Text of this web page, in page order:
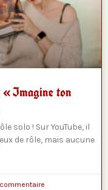
Imagine ton
solo ! Sur YouTube, il
de rôle, mais aucune